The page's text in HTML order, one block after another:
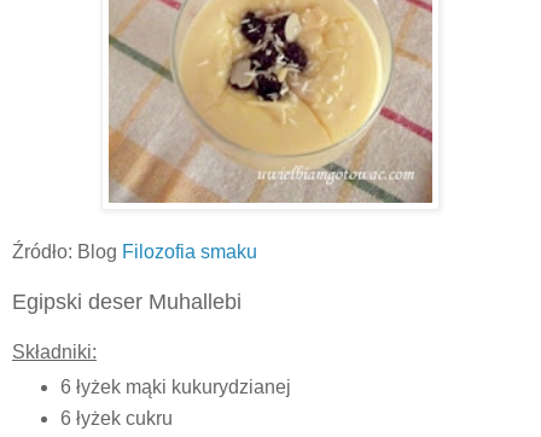
Źródło: Blog Filozofia smaku
Egipski deser Muhallebi
Składniki:
6 łyżek mąki kukurydzianej
6 łyżek cukru